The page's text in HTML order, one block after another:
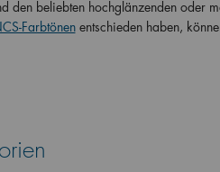
beliebten hochglänzenden oder
Farbtönen entschieden haben,